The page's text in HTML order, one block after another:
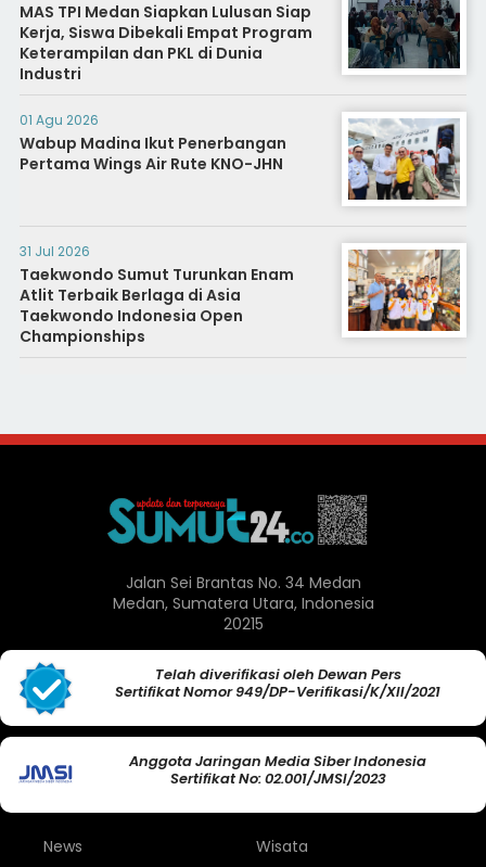
MAS TPI Medan Siapkan Lulusan Siap
Kerja, Siswa Dibekali Empat Program
Keterampilan dan PKL di Dunia
Industri
01 Agu 2026
Wabup Madina Ikut Penerbangan
Pertama Wings Air Rute KNO-JHN
31 Jul 2026
Taekwondo Sumut Turunkan Enam
Atlit Terbaik Berlaga di Asia
Taekwondo Indonesia Open
Championships
Jalan Sei Brantas No. 34 Medan
Medan, Sumatera Utara, Indonesia
20215
Telah diverifikasi oleh Dewan Pers
Sertifikat Nomor 949/DP-Verifikasi/K/XII/2021
Anggota Jaringan Media Siber Indonesia
Sertifikat No: 02.001/JMSI/2023
News
Wisata